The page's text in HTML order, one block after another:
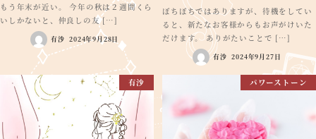
もう年末が近い。 今年の秋は２週間くら
いしかないと、仲良しの友 […]
有沙 2024年9月28日
ぼちぼちではありますが、待機をしてい
ると、新たなお客様からもお声がけいた
だけます。 ありがたいことで […]
有沙 2024年9月27日
有沙 パワーストーン